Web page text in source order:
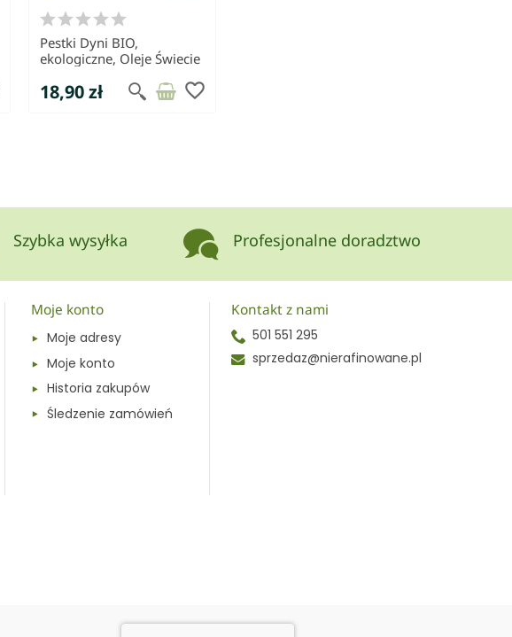
Pestki Dyni BIO,
ekologiczne, Oleje Świecie
18,90 zł favorite_border
Szybka wysyłka Profesjonalne doradztwo
Moje konto
Moje adresy
Moje konto
Historia zakupów
Śledzenie zamówień
Kontakt z nami
501 551 295
sprzedaz@nierafinowane.pl